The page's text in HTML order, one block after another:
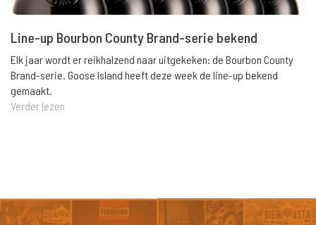
Line-up Bourbon County Brand-serie bekend
Elk jaar wordt er reikhalzend naar uitgekeken: de Bourbon County
Brand-serie. Goose Island heeft deze week de line-up bekend
gemaakt.
Verder lezen